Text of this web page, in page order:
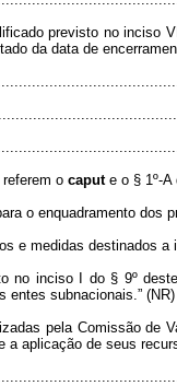
previsto no inciso
da data de
o capute o § 1º-A
o enquadramento
e medidas destinados
no inciso I do § 9º
entes subnacionais.” (NR)
pela Comissão de
a aplicação de seus